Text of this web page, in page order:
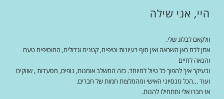
היי, אני שילה
וולקאם לבלוג שלי.
אתן לכם כאן השראה ואין סוף רעיונות וטיפים, קטנים וגדולים, המוסיפים טעם
והנאה לחיים
ובעיקר איך להפוך כל טיול למיוחד. כזה המשלב אומנות, נופים, מסעדות , שווקים
ועוד …הכל מנסיוני האישי ומהמלצות חמות של חברים.
אז חברו אלי ותתחילו להנות.